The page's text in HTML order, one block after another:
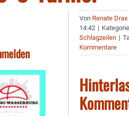
Von Renate Drax
14:42 |
Schlagzeilen |
Kommentare